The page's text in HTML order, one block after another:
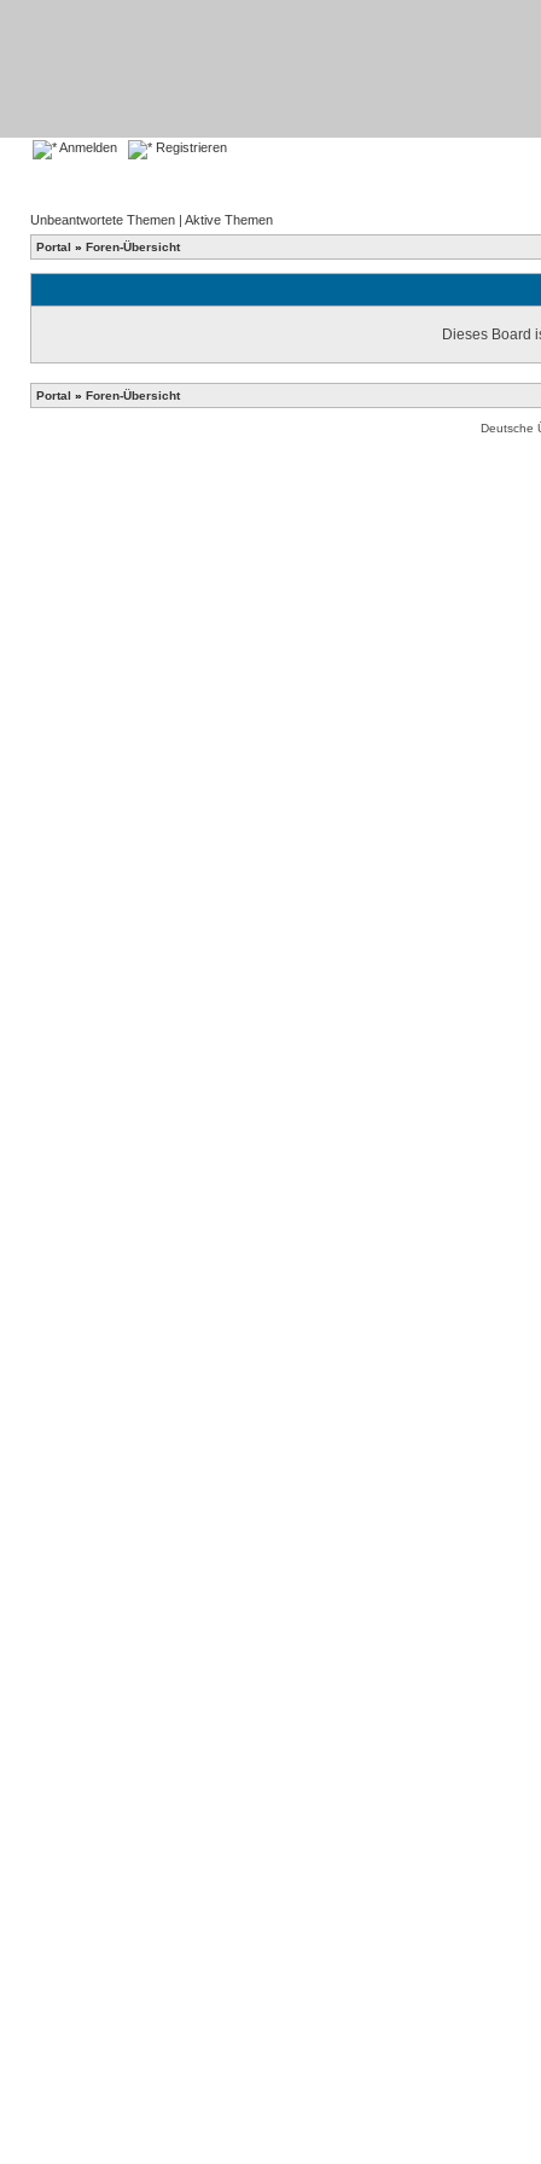
Anmelden Registrieren
Unbeantwortete Themen | Aktive Themen
Portal » Foren-Übersicht
Dieses Board
Portal » Foren-Übersicht
Deutsche